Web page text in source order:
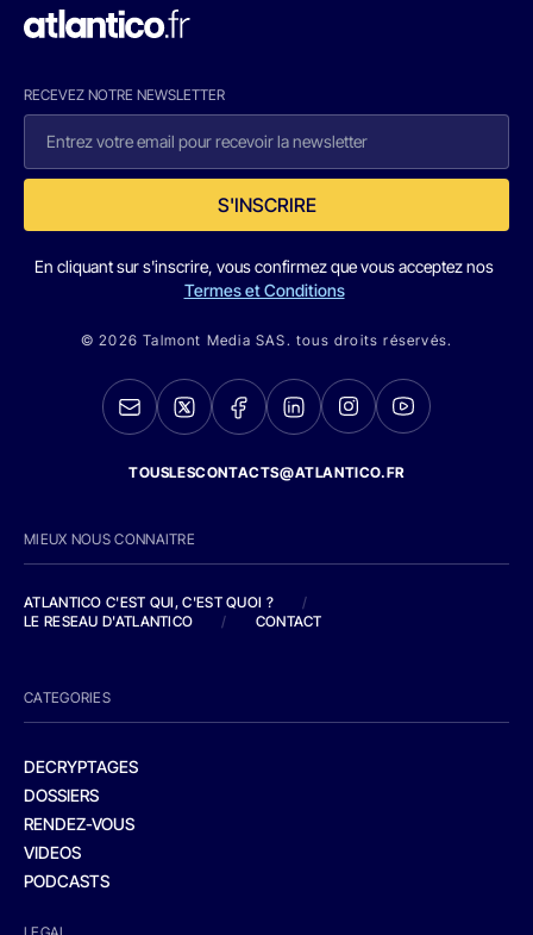
RECEVEZ NOTRE NEWSLETTER
S'INSCRIRE
En cliquant sur s'inscrire, vous confirmez que vous acceptez nos
Termes et Conditions
© 2026 Talmont Media SAS. tous droits réservés.
TOUSLESCONTACTS@ATLANTICO.FR
MIEUX NOUS CONNAITRE
ATLANTICO C'EST QUI, C'EST QUOI ?
/
LE RESEAU D'ATLANTICO
/ CONTACT
CATEGORIES
DECRYPTAGES
DOSSIERS
RENDEZ-VOUS
VIDEOS
PODCASTS